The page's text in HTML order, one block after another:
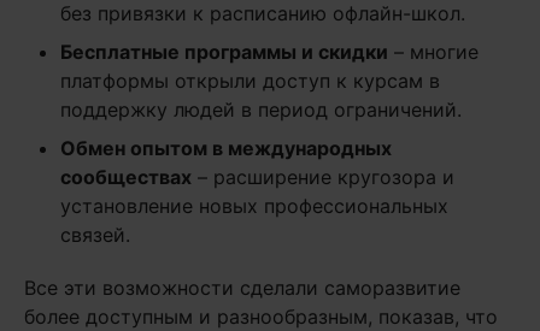
без привязки к расписанию офлайн-школ.
Бесплатные программы и скидки – многие
платформы открыли доступ к курсам в
поддержку людей в период ограничений.
Обмен опытом в международных
сообществах – расширение кругозора и
установление новых профессиональных
связей.
Все эти возможности сделали саморазвитие
более доступным и разнообразным, показав, что